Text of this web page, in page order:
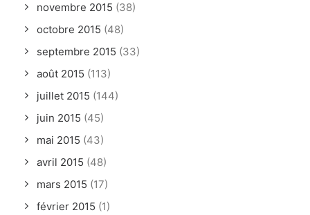
novembre 2015 (38)
octobre 2015 (48)
septembre 2015 (33)
août 2015 (113)
juillet 2015 (144)
juin 2015 (45)
mai 2015 (43)
avril 2015 (48)
mars 2015 (17)
février 2015 (1)